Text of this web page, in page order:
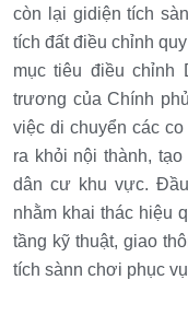
còn lại gidiện tích
tích đất điều chỉnh
mục tiêu điều chỉnh
trương của Chính
việc di chuyển các
ra khỏi nội thành,
dân cư khu vực.
nhằm khai thác hiệu
tầng kỹ thuật, giao
tích sànn chơi phục